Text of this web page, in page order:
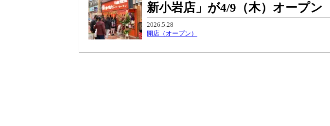
新小岩店」が4/9（木）オープン
2026.5.28
開店（オープン）